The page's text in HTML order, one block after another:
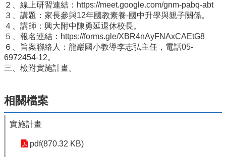
正
常
教
學
自
我
檢
學
習
扶
２、線上研習連結：https://meet.google.com/gnm-pabq-abt
３、講題：家長參與12年國教素養-國中升學與親子關係。
４、講師：興大附中陳勇延退休校長。
５、報名連結：https://forms.gle/XBR4nAyFNAxCAEtG8
６、旨案聯絡人：龍巖國小教導李志弘主任，電話05-
6972454-12。
三、檢附實施計畫。
相關檔案
實施計畫
pdf(870.32 KB)